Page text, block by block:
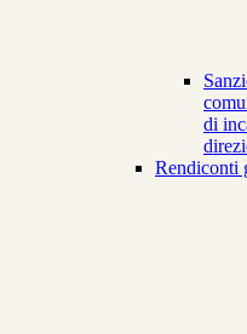
di
Rendiconti